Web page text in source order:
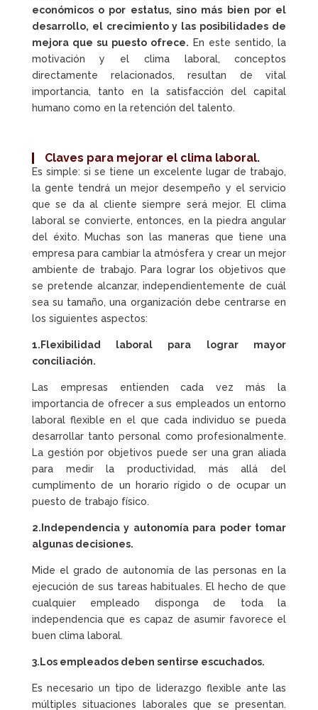
económicos o por estatus, sino más bien por el
desarrollo, el crecimiento y las posibilidades de
mejora que su puesto ofrece. En este sentido, la
motivación y el clima laboral, conceptos
directamente relacionados, resultan de vital
importancia, tanto en la satisfacción del capital
humano como en la retención del talento.
Claves para mejorar el clima laboral.
Es simple: si se tiene un excelente lugar de trabajo,
la gente tendrá un mejor desempeño y el servicio
que se da al cliente siempre será mejor. El clima
laboral se convierte, entonces, en la piedra angular
del éxito. Muchas son las maneras que tiene una
empresa para cambiar la atmósfera y crear un mejor
ambiente de trabajo. Para lograr los objetivos que
se pretende alcanzar, independientemente de cuál
sea su tamaño, una organización debe centrarse en
los siguientes aspectos:
1.Flexibilidad laboral para lograr mayor
conciliación.
Las empresas entienden cada vez más la
importancia de ofrecer a sus empleados un entorno
laboral flexible en el que cada individuo se pueda
desarrollar tanto personal como profesionalmente.
La gestión por objetivos puede ser una gran aliada
para medir la productividad, más allá del
cumplimento de un horario rígido o de ocupar un
puesto de trabajo físico.
2.Independencia y autonomía para poder tomar
algunas decisiones.
Mide el grado de autonomía de las personas en la
ejecución de sus tareas habituales. El hecho de que
cualquier empleado disponga de toda la
independencia que es capaz de asumir favorece el
buen clima laboral.
3.Los empleados deben sentirse escuchados.
Es necesario un tipo de liderazgo flexible ante las
múltiples situaciones laborales que se presentan.